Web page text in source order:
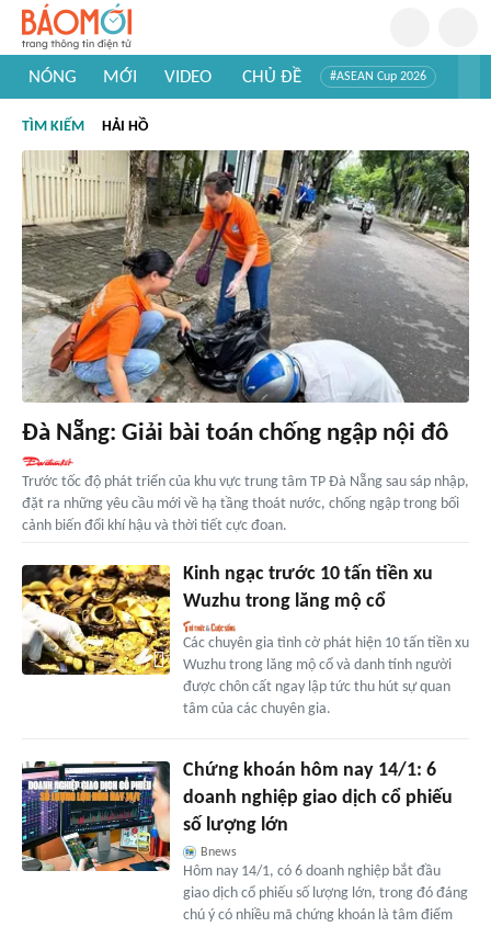
NÓNG MỚI VIDEO CHỦ ĐỀ #ASEAN Cup 2026
#Khám phá thế giới
TÌM KIẾM HẢI HỒ
Đà Nẵng: Giải bài toán chống ngập nội đô
Trước tốc độ phát triển của khu vực trung tâm TP Đà Nẵng sau sáp nhập,
đặt ra những yêu cầu mới về hạ tầng thoát nước, chống ngập trong bối
cảnh biến đổi khí hậu và thời tiết cực đoan.
Kinh ngạc trước 10 tấn tiền xu
Wuzhu trong lăng mộ cổ
Các chuyên gia tình cờ phát hiện 10 tấn tiền xu
Wuzhu trong lăng mộ cổ và danh tính người
được chôn cất ngay lập tức thu hút sự quan
tâm của các chuyên gia.
Chứng khoán hôm nay 14/1: 6
doanh nghiệp giao dịch cổ phiếu
số lượng lớn
Bnews
Hôm nay 14/1, có 6 doanh nghiệp bắt đầu
giao dịch cổ phiếu số lượng lớn, trong đó đáng
chú ý có nhiều mã chứng khoán là tâm điểm